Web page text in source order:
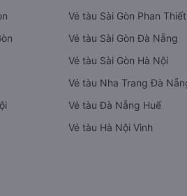
Vé tàu Sài Gòn Phan Thiết
Vé tàu Sài Gòn Đà Nẵng
Vé tàu Sài Gòn Hà Nội
Vé tàu Nha Trang Đà
Vé tàu Đà Nẵng Huế
Vé tàu Hà Nội Vinh